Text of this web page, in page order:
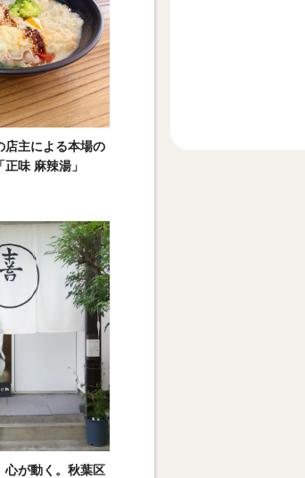
店主による本場の
味 麻辣湯」
心が動く。秋葉区